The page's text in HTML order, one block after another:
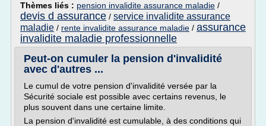
Thèmes liés : pension invalidite assurance maladie /
devis d assurance / service invalidite assurance
maladie / rente invalidite assurance maladie / assurance
invalidite maladie professionnelle
Peut-on cumuler la pension d'invalidité
avec d'autres ...
Le cumul de votre pension d'invalidité versée par la
Sécurité sociale est possible avec certains revenus, le
plus souvent dans une certaine limite.
La pension d'invalidité est cumulable, à des conditions qui